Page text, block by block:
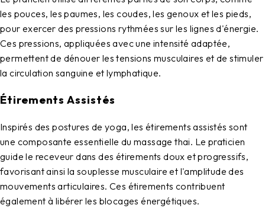
les pouces, les paumes, les coudes, les genoux et les pieds,
pour exercer des pressions rythmées sur les lignes d'énergie.
Ces pressions, appliquées avec une intensité adaptée,
permettent de dénouer les tensions musculaires et de stimuler
la circulation sanguine et lymphatique.
Étirements Assistés
Inspirés des postures de yoga, les étirements assistés sont
une composante essentielle du massage thai. Le praticien
guide le receveur dans des étirements doux et progressifs,
favorisant ainsi la souplesse musculaire et l'amplitude des
mouvements articulaires. Ces étirements contribuent
également à libérer les blocages énergétiques.